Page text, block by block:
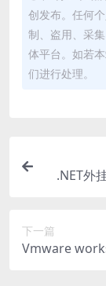
创发布。任何
制、盗用、采
体平台。如若
们进行处理。
.NET外
下一篇
Vmware